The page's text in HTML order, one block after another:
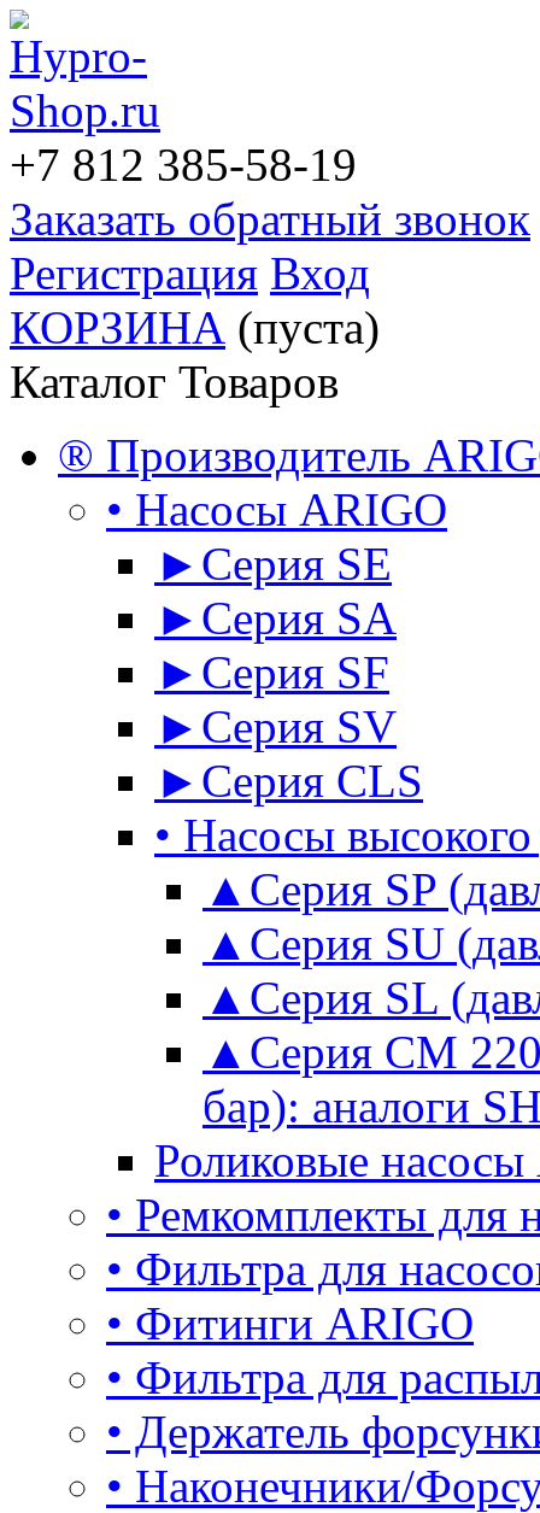
+7 812 385-58-19
Заказать обратный звонок
Регистрация Вход
КОРЗИНА (пуста)
Каталог Товаров
® Производитель
• Насосы ARIGO
►Серия SE
►Серия SА
►Серия SF
►Серия SV
►Серия CLS
• Насосы
▲Серия SP
▲Серия SU
▲Серия SL
▲Серия CM 220
бар): аналоги
Роликовые
• Ремкомплекты для
• Фильтра для
• Фитинги ARIGO
• Фильтра для
• Держатель
• Наконечники/